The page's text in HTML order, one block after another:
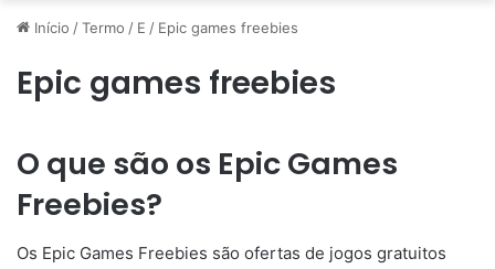
Início /Termo / E / Epic games freebies
Epic games freebies
O que são os Epic Games
Freebies?
Os Epic Games Freebies são ofertas de jogos gratuitos